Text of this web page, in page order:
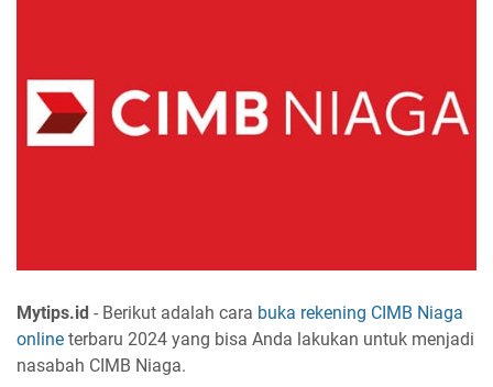
Mytips.id - Berikut adalah cara buka rekening CIMB Niaga
online terbaru 2024 yang bisa Anda lakukan untuk menjadi
nasabah CIMB Niaga.